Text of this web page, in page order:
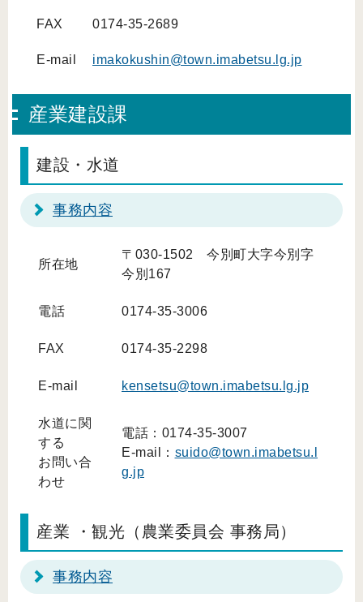
FAX 0174-35-2689
E-mail imakokushin@town.imabetsu.lg.jp
産業建設課
建設・水道
事務内容
所在地
〒030-1502 今別町大字今別字
今別167
電話 0174-35-3006
FAX 0174-35-2298
E-mail kensetsu@town.imabetsu.lg.jp
水道に関
する
お問い合
わせ
電話：0174-35-3007
E-mail： suido@town.imabetsu.l
g.jp
産業 ・観光（農業委員会 事務局）
事務内容